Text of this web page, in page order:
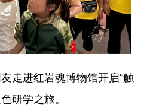
走进红岩魂博物馆开启“触
研学之旅。